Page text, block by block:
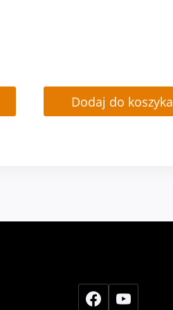
Dodaj do koszyka